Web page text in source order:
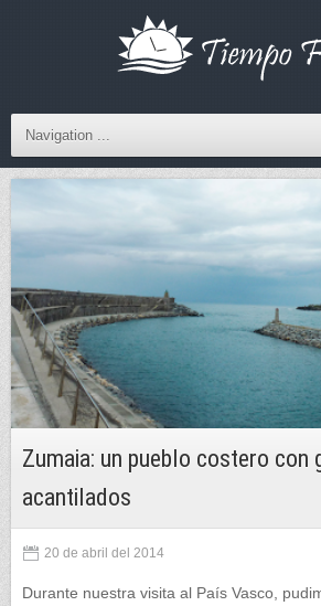
Navigation ...
Zumaia: un pueblo costero con
acantilados
20 de abril del 2014
Durante nuestra visita al País Vasco,